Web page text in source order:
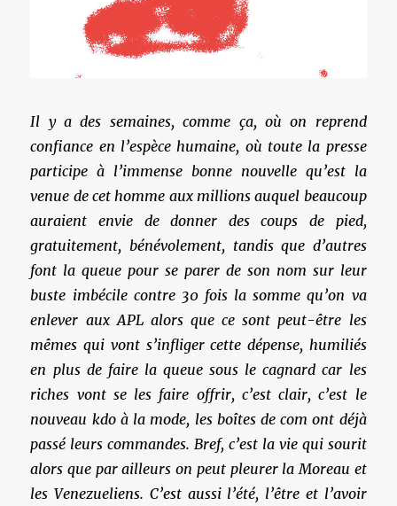
Il y a des semaines, comme ça, où on reprend
confiance en l’espèce humaine, où toute la presse
participe à l’immense bonne nouvelle qu’est la
venue de cet homme aux millions auquel beaucoup
auraient envie de donner des coups de pied,
gratuitement, bénévolement, tandis que d’autres
font la queue pour se parer de son nom sur leur
buste imbécile contre 30 fois la somme qu’on va
enlever aux APL alors que ce sont peut-être les
mêmes qui vont s’infliger cette dépense, humiliés
en plus de faire la queue sous le cagnard car les
riches vont se les faire offrir, c’est clair, c’est le
nouveau kdo à la mode, les boîtes de com ont déjà
passé leurs commandes. Bref, c’est la vie qui sourit
alors que par ailleurs on peut pleurer la Moreau et
les Venezueliens. C’est aussi l’été, l’être et l’avoir